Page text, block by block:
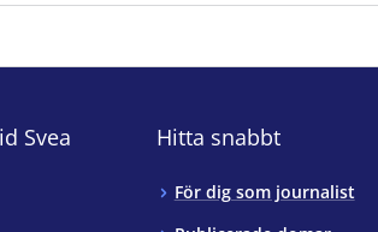
Svea
Hitta snabbt
För dig som journalist